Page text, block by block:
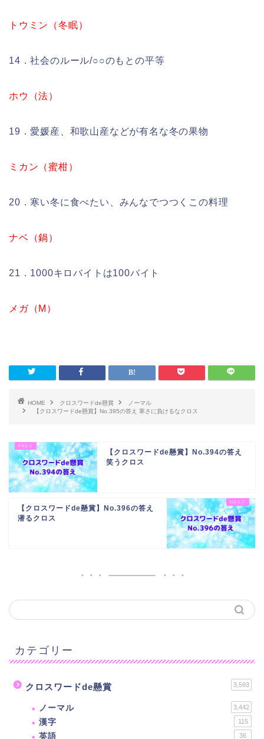
トウミン（冬眠）
14．社会のルール/○○のもとの平等
ホウ（法）
19．愛媛産、和歌山産などが有名な冬の果物
ミカン（蜜柑）
20．寒い冬に食べたい、みんなでつつくこの料理
ナベ（鍋）
21．1000キロバイトは100バイト
メガ（M）
HOME クロスワードde懸賞
ノーマル
【クロスワードde懸賞】No.395の答え 寒さに負けるなクロス
【クロスワードde懸賞】No.394の答え
笑うクロス
【クロスワードde懸賞】No.396の答え
潜るクロス
カテゴリー
クロスワードde懸賞 3,593
ノーマル 3,442
漢字 115
英語 36